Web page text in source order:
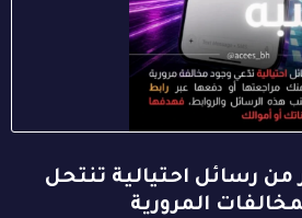
من رسائل احتيالية تنتحل
المرورية